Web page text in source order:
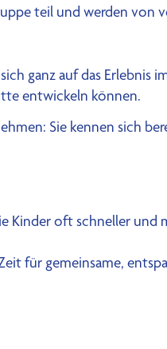
teil und werden von
ganz auf das Erlebnis
entwickeln können.
Sie kennen sich
Kinder oft schneller und
für gemeinsame,